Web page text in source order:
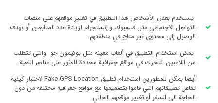
يستخدم بعض الأشخاص هذا التطبيق في تغيير موقعهم على منصات
التواصل الاجتماعي مثل فيسبوك و إنستجرام لزيادة عدد المتابعين أو بهدف
الوصول إلى محتوى غير متاح في منطقتهم.
يمكن استخدام التطبيق في ألعاب معينة مثل بوكيمون جو والتى تتطلب
من اللاعبين التحرك في مواقع جغرافية محددة للعثور على عناصر اللعبة.
أيضا يمكن للمطورين استخدام تطبيق Fake GPS Location لاختبار كيفية
تفاعل تطبيقاتهم التي قاموا بتصميمها مع مواقع جغرافية مختلفة من دون
الحاجة الى السفر أو تغيير موقعهم الحالي.